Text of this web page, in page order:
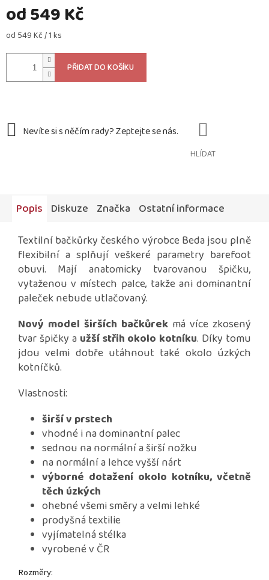
od549 Kč
Měrná
od 549 Kč / 1 ks
PŘIDAT DO KOŠÍKU
HLÍDAT
Popis Diskuze Značka Ostatní informace
Textilní bačkůrky českého výrobce Beda jsou plně
flexibilní a splňují veškeré parametry barefoot
obuvi. Mají anatomicky tvarovanou špičku,
vytaženou v místech palce, takže ani dominantní
paleček nebude utlačovaný.
Nový model širších bačkůrek má více zkosený
tvar špičky a užší střih okolo kotníku. Díky tomu
jdou velmi dobře utáhnout také okolo úzkých
kotníčků.
Vlastnosti:
širší v prstech
vhodné i na dominantní palec
sednou na normální a širší nožku
na normální a lehce vyšší nárt
výborné dotažení okolo kotníku, včetně
těch úzkých
ohebné všemi směry a velmi lehké
prodyšná textilie
vyjímatelná stélka
vyrobené v ČR
Rozměry: